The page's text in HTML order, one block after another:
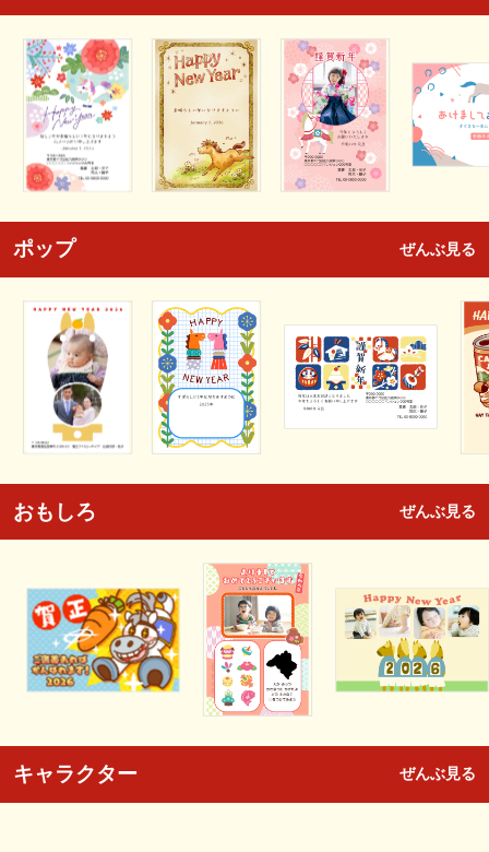
ポップ ぜんぶ見る
おもしろ ぜんぶ見る
キャラクター ぜんぶ見る